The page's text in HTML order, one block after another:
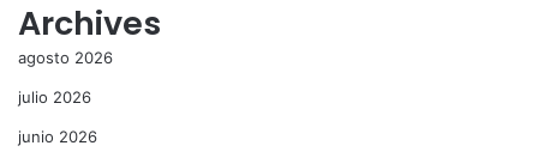
Archives
agosto 2026
julio 2026
junio 2026